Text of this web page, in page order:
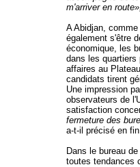
m'arriver en route»,
A Abidjan,
également s'être
économique, les
dans les quartiers
affaires au
candidats tirent
Une impression
observateurs de
satisfaction
fermeture des
a-t-il précisé en
Dans le bureau
toutes tendances